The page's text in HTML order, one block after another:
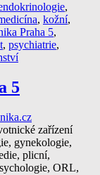
,
, kožní,
Praha 5,
, psychiatrie,
5
zařízení
gynekologie,
plicní,
ORL,